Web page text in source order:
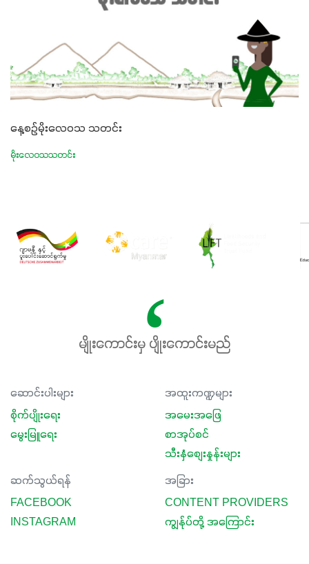
နေ့စဉ်မိုးလေဝသ သတင်း
မိုးလေဝသသတင်း
မျိုးကောင်းမှ ပျိုးကောင်းမည်
ဆောင်းပါးများ
စိုက်ပျိုးရေး
မွေးမြူရေး
အထူးကဏ္ဍများ
အမေးအဖြေ
စာအုပ်စင်
သီးနှံစျေးနှုန်းများ
ဆက်သွယ်ရန်
FACEBOOK
INSTAGRAM
အခြား
CONTENT PROVIDERS
ကျွန်ုပ်တို့ အကြောင်း